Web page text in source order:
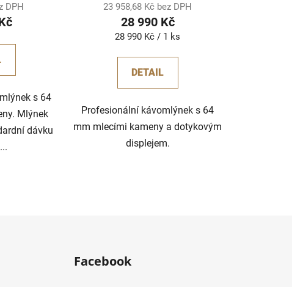
DPH
s 64
Mlýnek
dávku
23 958,68 Kč bez DPH
28 990 Kč
Měrná
28 990 Kč / 1 ks
DETAIL
Profesionální kávomlýnek s 64
mm mlecími kameny a dotykovým
displejem.
Facebook